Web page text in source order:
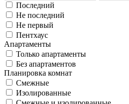
Последний
Не последний
Не первый
Пентхаус
Апартаменты
Только апартаменты
Без апартаментов
Планировка комнат
Смежные
Изолированные